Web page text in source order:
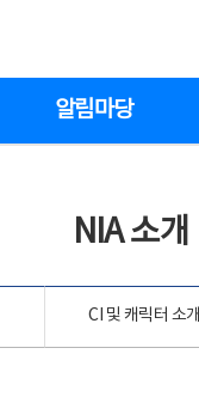
알림마당
NIA 소개
CI 및 캐릭터 소개